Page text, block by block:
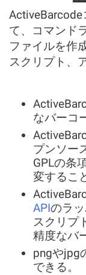
て、コマンド
ファイルを作
スクリプト、
なバーコ
プンソー
GPLの条
変するこ
APIのラ
スクリプ
精度なバ
pngやjpg
できる。